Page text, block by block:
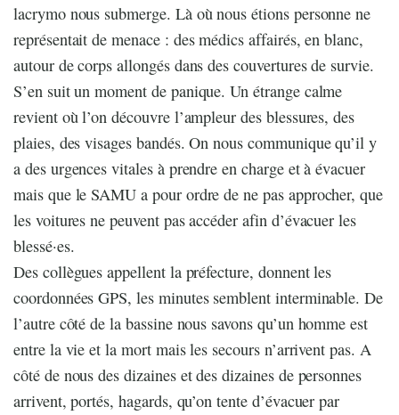
lacrymo nous submerge. Là où nous étions personne ne
représentait de menace : des médics affairés, en blanc,
autour de corps allongés dans des couvertures de survie.
S’en suit un moment de panique. Un étrange calme
revient où l’on découvre l’ampleur des blessures, des
plaies, des visages bandés. On nous communique qu’il y
a des urgences vitales à prendre en charge et à évacuer
mais que le SAMU a pour ordre de ne pas approcher, que
les voitures ne peuvent pas accéder afin d’évacuer les
blessé·es.
Des collègues appellent la préfecture, donnent les
coordonnées GPS, les minutes semblent interminable. De
l’autre côté de la bassine nous savons qu’un homme est
entre la vie et la mort mais les secours n’arrivent pas. A
côté de nous des dizaines et des dizaines de personnes
arrivent, portés, hagards, qu’on tente d’évacuer par